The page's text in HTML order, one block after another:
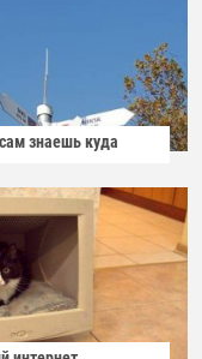
знаешь куда